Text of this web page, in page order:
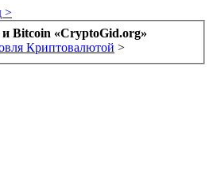
>
Bitcoin «CryptoGid.org»
Криптовалютой >